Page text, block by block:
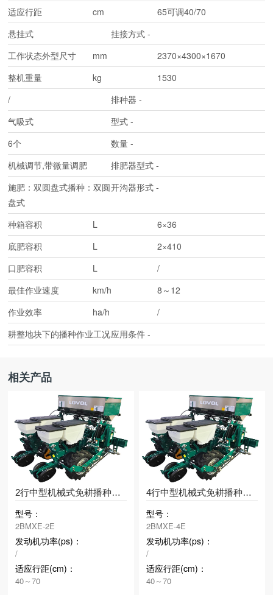
适应行距
cm
65可调40/70
挂接方式 -
悬挂式
工作状态外型尺寸
mm
2370×4300×1670
整机重量
kg
1530
排种器 -
/
型式 -
气吸式
数量 -
6个
排肥器型式 -
机械调节,带微量调肥
开沟器形式 -
施肥：双圆盘式播种：双圆
盘式
种箱容积
L
6×36
底肥容积
L
2×410
口肥容积
L
/
最佳作业速度
km/h
8～12
作业效率
ha/h
/
应用条件 -
耕整地块下的播种作业工况
相关产品
2行中型机械式免耕播种机（东北型）
型号：
2BMXE-2E
发动机功率(ps)：
/
适应行距(cm)：
40～70
4行中型机械式免耕播种机（东北型）
型号：
2BMXE-4E
发动机功率(ps)：
/
适应行距(cm)：
40～70